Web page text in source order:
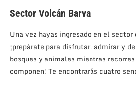
Sector Volcán Barva
Una vez hayas ingresado en el
¡prepárate para disfrutar, admirar y
bosques y animales mientras
componen! Te encontrarás cuatro